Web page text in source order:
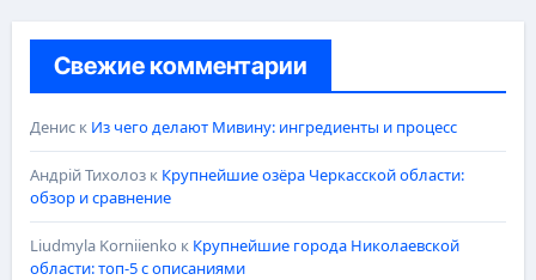
Свежие комментарии
Дениск Из чего делают Мивину: ингредиенты и процесс
Андрій Тихолозк Крупнейшие озёра Черкасской области:
обзор и сравнение
Liudmyla Korniienko к Крупнейшие города Николаевской
области: топ-5 с описаниями